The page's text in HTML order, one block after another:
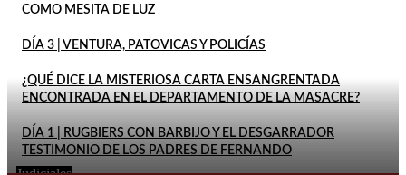
COMO MESITA DE LUZ
DÍA 3 | VENTURA, PATOVICAS Y POLICÍAS
¿QUÉ DICE LA MISTERIOSA CARTA ENSANGRENTADA
ENCONTRADA EN EL DEPARTAMENTO DE LA MASACRE?
DÍA 1 | RUGBIERS CON BARBIJO Y EL DESGARRADOR
TESTIMONIO DE LOS PADRES DE FERNANDO